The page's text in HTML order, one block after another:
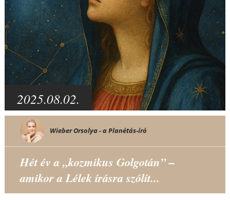
2025.08.02.
Wieber Orsolya - a Planétás-író
Hét év a „kozmikus Golgotán” –
amikor a Lélek írásra szólít...